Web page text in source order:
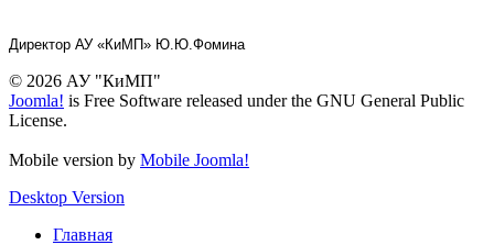
Директор АУ «КиМП» Ю.Ю.Фомина
© 2026 АУ "КиМП"
Joomla! is Free Software released under the GNU General Public
License.
Mobile version by Mobile Joomla!
Desktop Version
Главная